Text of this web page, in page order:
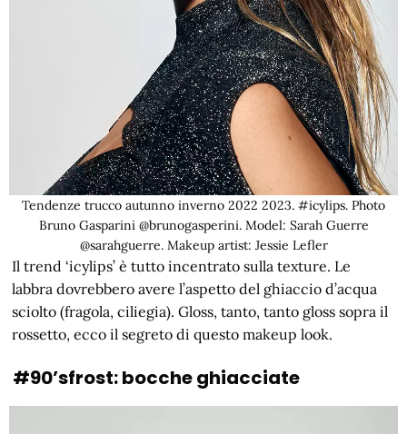
Tendenze trucco autunno inverno 2022 2023. #icylips. Photo
Bruno Gasparini @brunogasperini. Model: Sarah Guerre
@sarahguerre. Makeup artist: Jessie Lefler
Il trend ‘icylips’ è tutto incentrato sulla texture. Le
labbra dovrebbero avere l’aspetto del ghiaccio d’acqua
sciolto (fragola, ciliegia). Gloss, tanto, tanto gloss sopra il
rossetto, ecco il segreto di questo makeup look.
#90’sfrost: bocche ghiacciate